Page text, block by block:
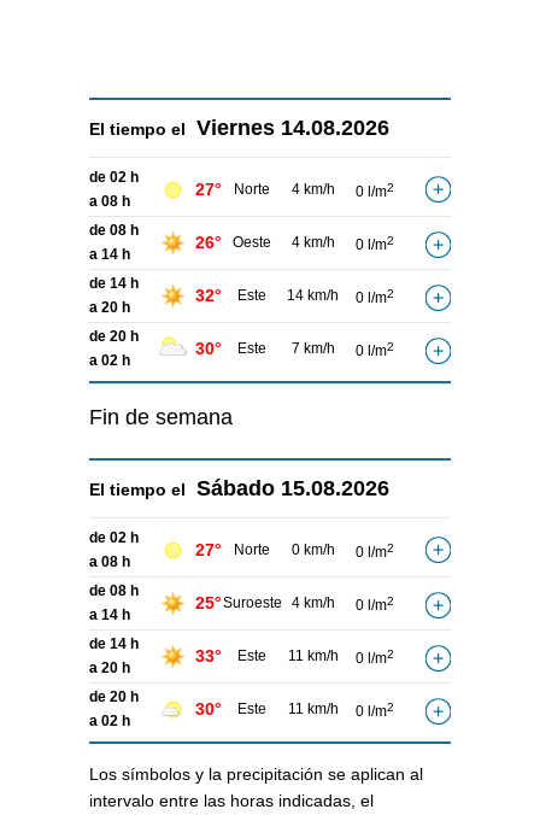
El tiempo el Viernes 14.08.2026
de 02 h
a 08 h
27° Norte 4 km/h 0 l/m2
de 08 h
a 14 h
26° Oeste 4 km/h 0 l/m2
de 14 h
a 20 h
32° Este 14 km/h 0 l/m2
de 20 h
a 02 h
30° Este 7 km/h 0 l/m2
Fin de semana
El tiempo el Sábado 15.08.2026
de 02 h
a 08 h
27° Norte 0 km/h 0 l/m2
de 08 h
a 14 h
25°Suroeste 4 km/h 0 l/m2
de 14 h
a 20 h
33° Este 11 km/h 0 l/m2
de 20 h
a 02 h
30° Este 11 km/h 0 l/m2
Los símbolos y la precipitación se aplican al
intervalo entre las horas indicadas, el